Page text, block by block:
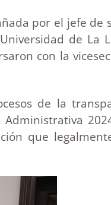
por el jefe de
de La
con la
de la
que